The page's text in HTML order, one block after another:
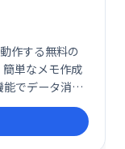
作する無料の
単なメモ作成
でデータ消失
を復元します。
基本的な編集機